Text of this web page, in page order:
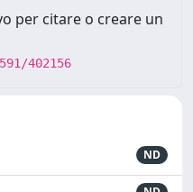
per citare o creare un
402156
ND